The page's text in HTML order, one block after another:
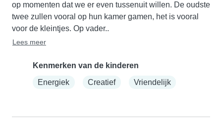
op momenten dat we er even tussenuit willen. De oudste
twee zullen vooral op hun kamer gamen, het is vooral
voor de kleintjes. Op vader..
Lees meer
Kenmerken van de kinderen
Energiek
Creatief Vriendelijk